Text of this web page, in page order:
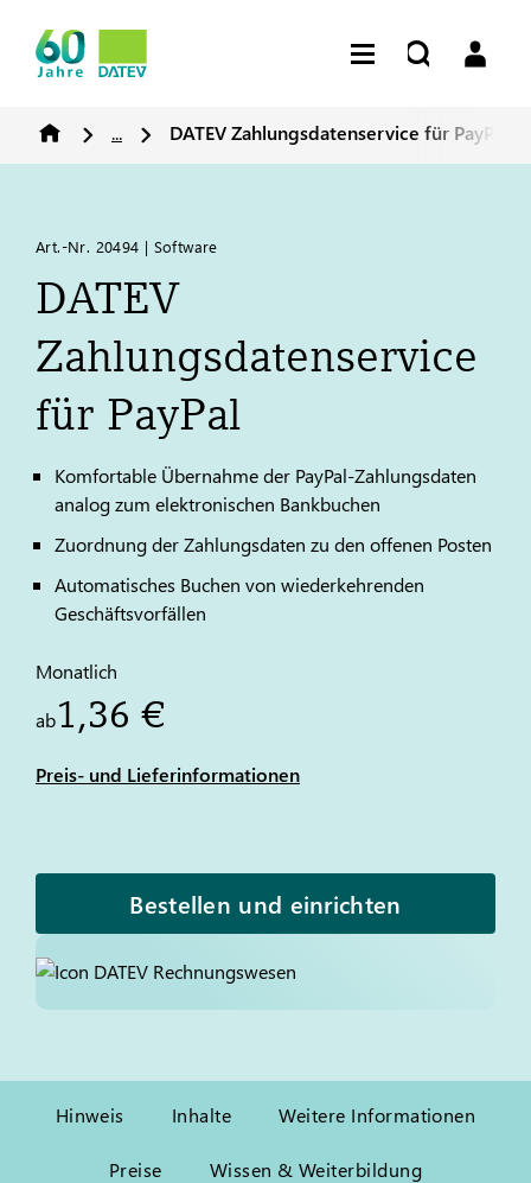
... DATEVZahlungsdatenservice für PayPal
Art.-Nr. 20494 | Software
DATEV
Zahlungsdatenservice
für PayPal
Komfortable Übernahme der PayPal-Zahlungsdaten
analog zum elektronischen Bankbuchen
Zuordnung der Zahlungsdaten zu den offenen Posten
Automatisches Buchen von wiederkehrenden
Geschäftsvorfällen
Monatlich
ab1,36 €
Preis- und Lieferinformationen
Bestellen und einrichten
Hinweis Inhalte Weitere Informationen
Preise Wissen & Weiterbildung